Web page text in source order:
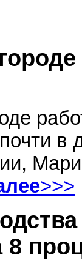
>>>
8